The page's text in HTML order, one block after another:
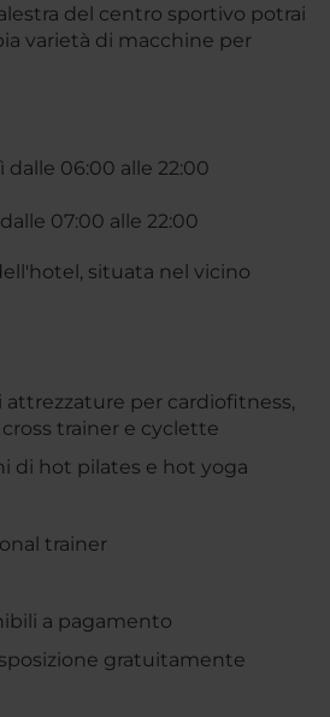
del centro sportivo potrai
varietà di macchine per
06:00 alle 22:00
07:00 alle 22:00
situata nel vicino
attrezzature per cardiofitness,
trainer e cyclette
di hot pilates e hot yoga
trainer
a pagamento
gratuitamente